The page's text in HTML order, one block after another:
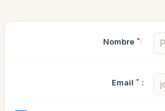
Nombre *:
Email * :